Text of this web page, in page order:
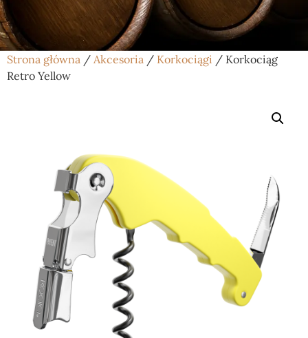
Strona główna / Akcesoria / Korkociągi / Korkociąg
Retro Yellow